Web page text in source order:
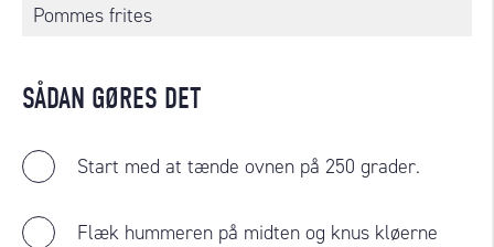
Pommes frites
SÅDAN GØRES DET
Start med at tænde ovnen på 250 grader.
Flæk hummeren på midten og knus kløerne